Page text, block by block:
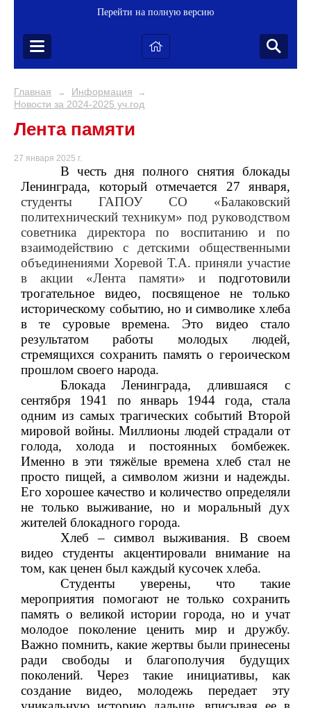
Перейти на полную версию
Главная → Информация →
Новости за 2024-2025 уч.год
Лента памяти
27 января 2025 г.
В честь дня полного снятия блокады
Ленинграда, который отмечается 27 января,
студенты ГАПОУ СО «Балаковский
политехнический техникум» под руководством
советника директора по воспитанию и по
взаимодействию с детскими общественными
объединениями Хоревой Т.А. приняли участие
в акции «Лента памяти» и подготовили
трогательное видео, посвященое не только
историческому событию, но и символике хлеба
в те суровые времена. Это видео стало
результатом работы молодых людей,
стремящихся сохранить память о героическом
прошлом своего народа.
Блокада Ленинграда, длившаяся с
сентября 1941 по январь 1944 года, стала
одним из самых трагических событий Второй
мировой войны. Миллионы людей страдали от
голода, холода и постоянных бомбежек.
Именно в эти тяжёлые времена хлеб стал не
просто пищей, а символом жизни и надежды.
Его хорошее качество и количество определяли
не только выживание, но и моральный дух
жителей блокадного города.
Хлеб – символ выживания. В своем
видео студенты акцентировали внимание на
том, как ценен был каждый кусочек хлеба.
Студенты уверены, что такие
мероприятия помогают не только сохранить
память о великой истории города, но и учат
молодое поколение ценить мир и дружбу.
Важно помнить, какие жертвы были принесены
ради свободы и благополучия будущих
поколений. Через такие инициативы, как
создание видео, молодежь передает эту